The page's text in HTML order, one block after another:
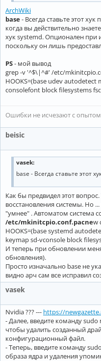
ArchWiki
base- Всегда ставьте этот
когда вы действительно
хук systemd. Опционален при
поскольку он лишь
PS- мой вывод
grep -v '^$\|^#' /etc/
HOOKS=(base udev
consolefont block filesystems
Ошибки не исчезают с
beisic
vasek:
base - Всегда ставьте этот
Как бы предвидел этот вопрос.
восстановления системы. Но ...
"умнее" . Автоматом система
/etc/mkinitcpio.conf.pacnew
HOOKS=(base systemd
keymap sd-vconsole block
И теперь при обновлении
обновления).
Просто изначально base не
видно арч сам все исправил
vasek
Nvidia ??? --- https://
- Далее, введите команду
чтобы удалить созданный
конфигурационный файл.
- Теперь, введите команду
образа ядра и удаления